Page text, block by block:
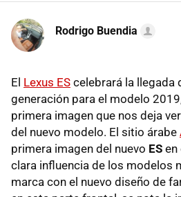
Rodrigo Buendia
El Lexus ES celebrará la llegada
generación para el modelo
primera imagen que nos deja
del nuevo modelo. El sitio árabe
primera imagen del nuevo ES en
clara influencia de los modelos
marca con el nuevo diseño de